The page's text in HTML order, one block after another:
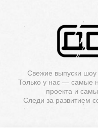
Свежие выпуски
Только у нас — самые
проекта и
Следи за развитием